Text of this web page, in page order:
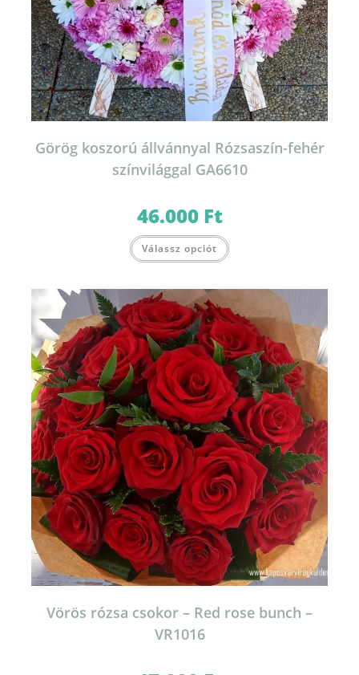
Görög koszorú állvánnyal Rózsaszín-fehér
színvilággal GA6610
46.000 Ft
Válassz opciót
Vörös rózsa csokor – Red rose bunch –
VR1016